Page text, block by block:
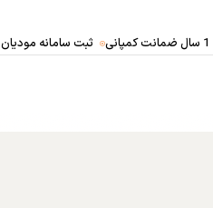
1 سال ضمانت کمپانی ثبت سامانه مودیان